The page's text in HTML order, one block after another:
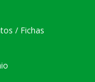
/ Fichas